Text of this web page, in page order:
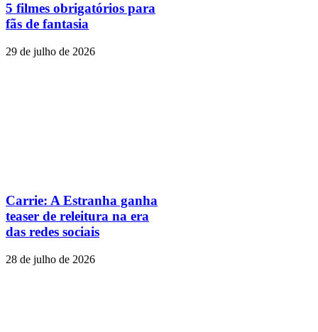
5 filmes obrigatórios para
fãs de fantasia
29 de julho de 2026
Carrie: A Estranha ganha
teaser de releitura na era
das redes sociais
28 de julho de 2026